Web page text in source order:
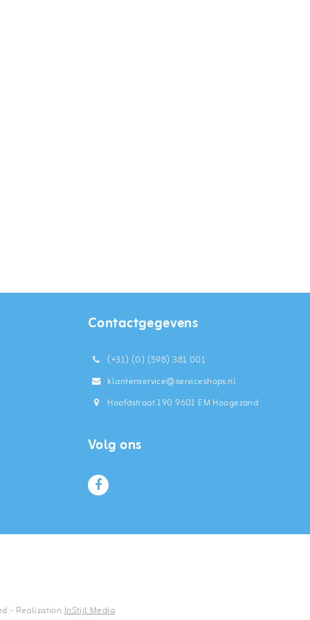
Contactgegevens
(+31) (0) (598) 381 001
klantenservice@serviceshops.nl
Hoofdstraat 190 9601 EM Hoogezand
Volg ons
- RealizationInStijl Media